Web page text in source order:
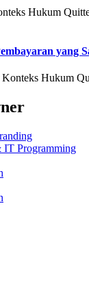
Hukum
yang
Hukum
IT Programming